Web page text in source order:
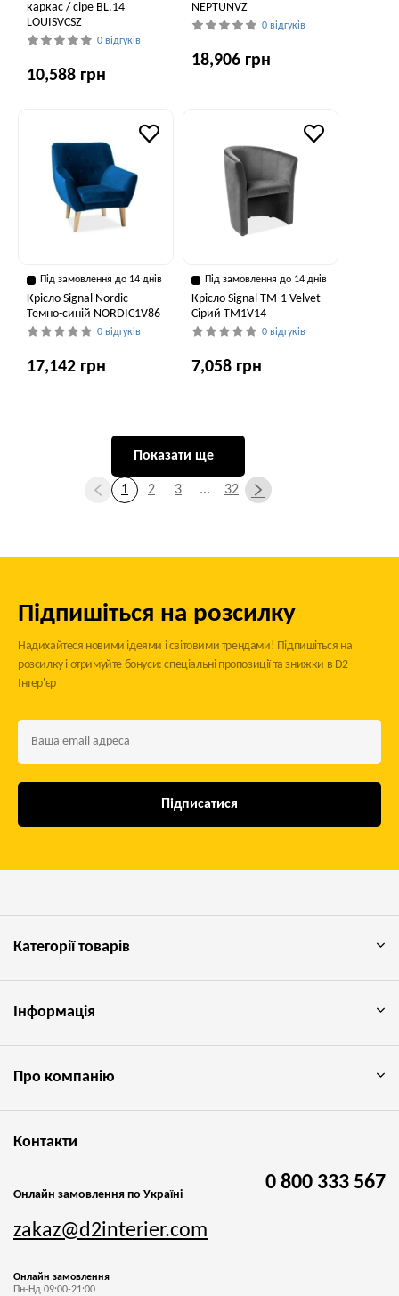
каркас / сіре BL.14
LOUISVCSZ
0 відгуків
10,588 грн
NEPTUNVZ
0 відгуків
18,906 грн
Під замовлення до 14 днів
Крісло Signal Nordic
Темно-синій NORDIC1V86
0 відгуків
17,142 грн
Під замовлення до 14 днів
Крісло Signal TM-1 Velvet
Сірий TM1V14
0 відгуків
7,058 грн
Показати ще
1 2 3 ... 32
Підпишіться на розсилку
Надихайтеся новими ідеями і світовими трендами! Підпишіться на
розсилку і отримуйте бонуси: спеціальні пропозиції та знижки в D2
Інтер'єр
Підписатися
Категорії товарів
Інформація
Про компанію
Контакти
Онлайн замовлення по Україні
0 800 333 567
zakaz@d2interier.com
Онлайн замовлення
Пн-Нд 09:00-21:00